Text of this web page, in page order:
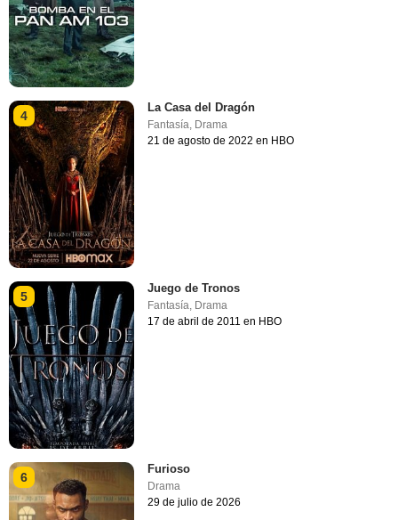
4
La Casa del Dragón
Fantasía Drama
21 de agosto de 2022 en HBO
5
Juego de Tronos
Fantasía, Drama
17 de abril de 2011 en HBO
6
Furioso
Drama
29 de julio de 2026